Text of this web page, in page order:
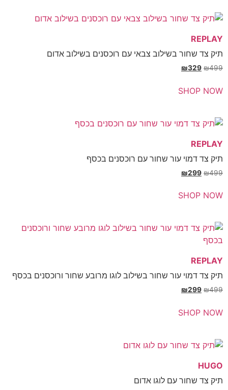
שחור בשילוב צבאי עם רוכסנים בשילוב אדום
₪
₪329
SHOP
דמוי עור שחור עם רוכסנים בכסף
₪
₪299
SHOP
דמוי עור שחור בשילוב לוגו מרובע שחור ורוכסנים בכסף
₪
₪299
SHOP
שחור עם לוגו אדום